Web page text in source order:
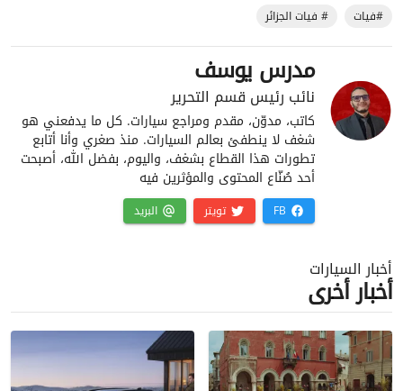
#فيات # فيات الجزائر
مدرس يوسف
نائب رئيس قسم التحرير
كاتب، مدوّن، مقدم ومراجع سيارات. كل ما يدفعني هو
شغف لا ينطفئ بعالم السيارات. منذ صغري وأنا أتابع
تطورات هذا القطاع بشغف، واليوم، بفضل الله، أصبحت
أحد صُنّاع المحتوى والمؤثرين فيه
FB تويتر البريد
أخبار السيارات
أخبار أخرى